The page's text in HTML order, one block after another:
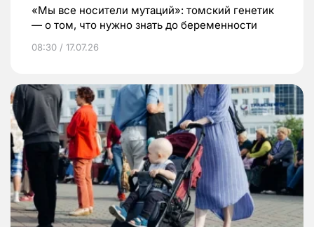
«Мы все носители мутаций»: томский генетик
— о том, что нужно знать до беременности
08:30 / 17.07.26